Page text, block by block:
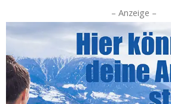
– Anzeige –